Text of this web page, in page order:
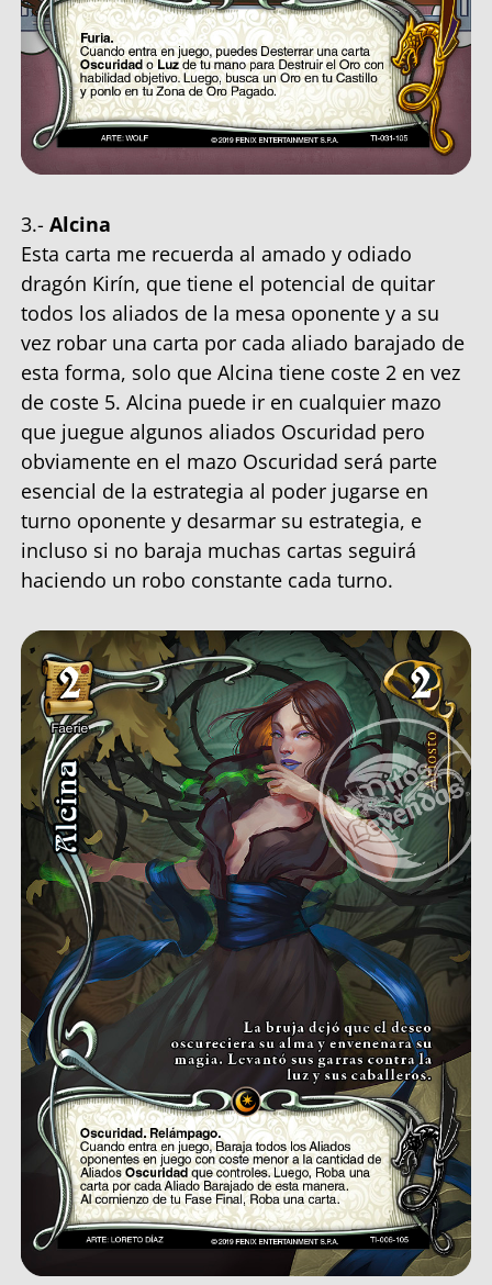
3.- Alcina
Esta carta me recuerda al amado y odiado
dragón Kirín, que tiene el potencial de quitar
todos los aliados de la mesa oponente y a su
vez robar una carta por cada aliado barajado de
esta forma, solo que Alcina tiene coste 2 en vez
de coste 5. Alcina puede ir en cualquier mazo
que juegue algunos aliados Oscuridad pero
obviamente en el mazo Oscuridad será parte
esencial de la estrategia al poder jugarse en
turno oponente y desarmar su estrategia, e
incluso si no baraja muchas cartas seguirá
haciendo un robo constante cada turno.